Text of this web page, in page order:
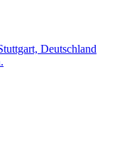
Deutschland